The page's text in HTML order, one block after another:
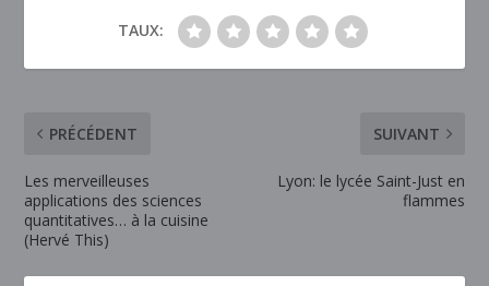
TAUX:
PRÉCÉDENT
Les merveilleuses
applications des sciences
quantitatives… à la cuisine
(Hervé This)
SUIVANT
Lyon: le lycée Saint-Just en
flammes